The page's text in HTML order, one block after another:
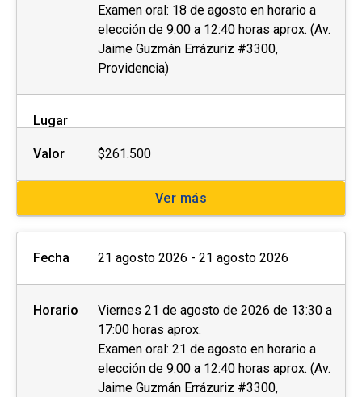
Examen oral: 18 de agosto en horario a
elección de 9:00 a 12:40 horas aprox. (Av.
Jaime Guzmán Errázuriz #3300,
Providencia)
Lugar
Valor $261.500
Ver más
Fecha 21 agosto 2026 - 21 agosto 2026
Horario
Viernes 21 de agosto de 2026 de 13:30 a
17:00 horas aprox.
Examen oral: 21 de agosto en horario a
elección de 9:00 a 12:40 horas aprox. (Av.
Jaime Guzmán Errázuriz #3300,